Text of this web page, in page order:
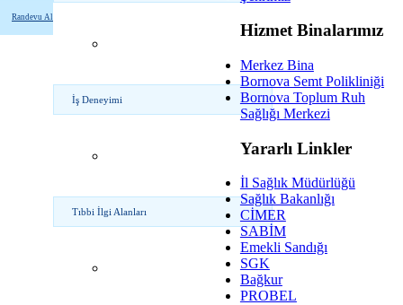
Randevu Al
İş Deneyimi
Tıbbi İlgi Alanları
Hizmet Binalarımız
Merkez Bina
Bornova Semt Polikliniği
Bornova Toplum Ruh
Sağlığı Merkezi
Yararlı Linkler
İl Sağlık Müdürlüğü
Sağlık Bakanlığı
CİMER
SABİM
Emekli Sandığı
SGK
Bağkur
PROBEL